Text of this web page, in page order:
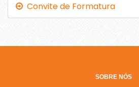
Convite de Formatura
SOBRE NÓS